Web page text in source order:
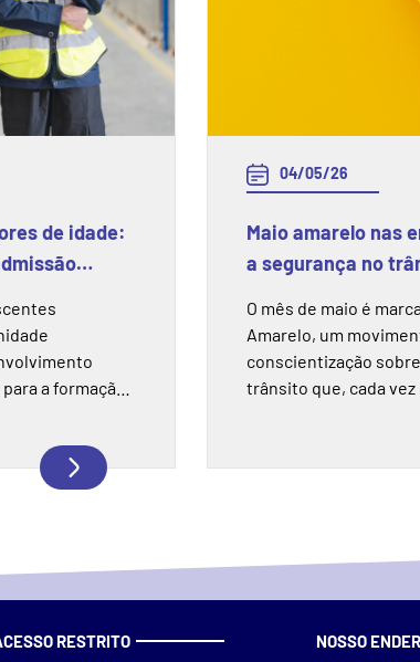
de idade:
a formação
exige
e às
do Trabalho
04/05/26
Maio amarelo nas
a segurança no
O mês de maio é
Amarelo, um
conscientização
trânsito que, cada
trabalho. Para muitas
especialmente
frotas, motoristas ou
operacional. Nesse
RESTRITO NOSSO